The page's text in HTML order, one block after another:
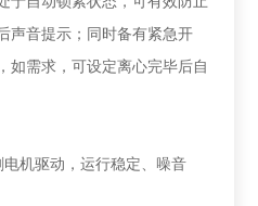
声音提示；同时备有紧急开
如需求，可设定离心完毕后自
机驱动，运行稳定、噪音